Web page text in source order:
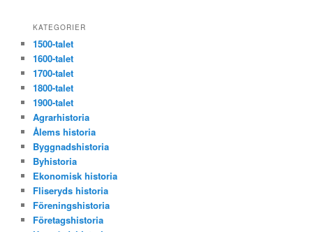
KATEGORIER
1500-talet
1600-talet
1700-talet
1800-talet
1900-talet
Agrarhistoria
Ålems historia
Byggnadshistoria
Byhistoria
Ekonomisk historia
Fliseryds historia
Föreningshistoria
Företagshistoria